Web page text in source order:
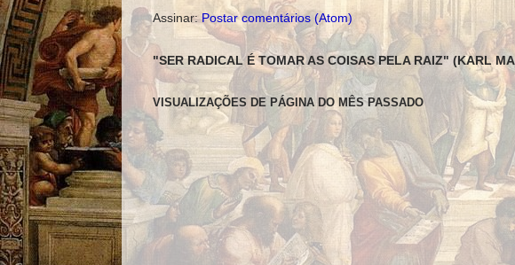
Assinar: Postar comentários (Atom)
"SER RADICAL É TOMAR AS COISAS PELA RAIZ" (KARL
VISUALIZAÇÕES DE PÁGINA DO MÊS PASSADO